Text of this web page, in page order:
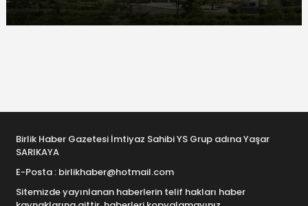
Birlik Haber Gazetesi İmtiyaz Sahibi YS Grup adına Yaşar
SARIKAYA
E-Posta : birlikhaber@hotmail.com
Sitemizde yayınlanan haberlerin telif hakları haber